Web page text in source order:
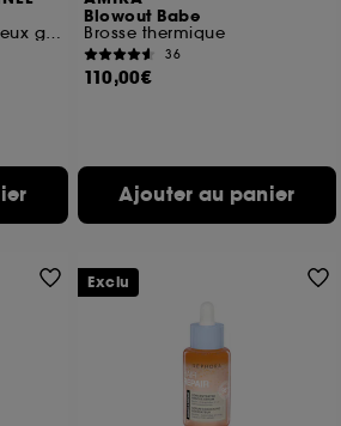
Shampoing pour cheveux gris et blancs
Blowout Babe
Brosse thermique
36
110,00€
Ajouter au panier
Exclu